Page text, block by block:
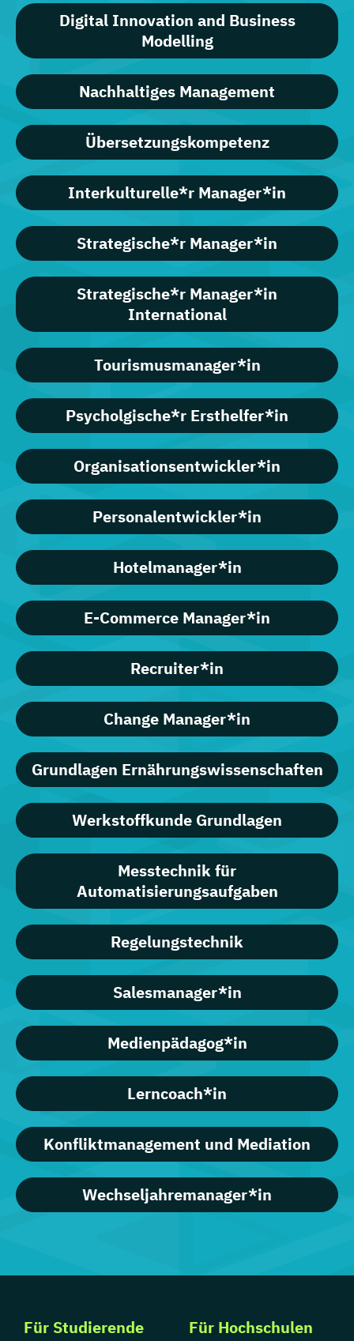
Digital Innovation and Business
Modelling
Nachhaltiges Management
Übersetzungskompetenz
Interkulturelle*r Manager*in
Strategische*r Manager*in
Strategische*r Manager*in
International
Tourismusmanager*in
Psycholgische*r Ersthelfer*in
Organisationsentwickler*in
Personalentwickler*in
Hotelmanager*in
E-Commerce Manager*in
Recruiter*in
Change Manager*in
Grundlagen Ernährungswissenschaften
Werkstoffkunde Grundlagen
Messtechnik für
Automatisierungsaufgaben
Regelungstechnik
Salesmanager*in
Medienpädagog*in
Lerncoach*in
Konfliktmanagement und Mediation
Wechseljahremanager*in
Für Studierende Für Hochschulen